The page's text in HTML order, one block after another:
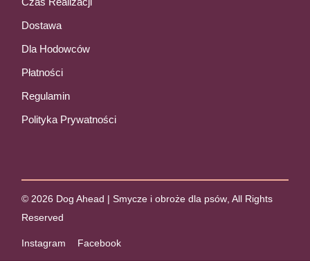
Dostawa
Dla Hodowców
Płatności
Regulamin
Polityka Prywatności
© 2026 Dog Ahead | Smycze i obroże dla psów , All Rights
Reserved
Instagram Facebook